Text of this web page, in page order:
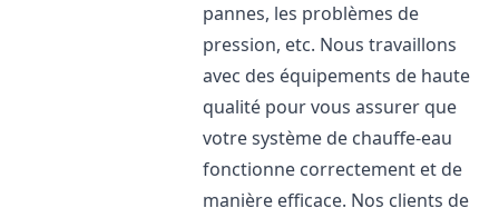
pannes, les problèmes de
pression, etc. Nous travaillons
avec des équipements de haute
qualité pour vous assurer que
votre système de chauffe-eau
fonctionne correctement et de
manière efficace. Nos clients de